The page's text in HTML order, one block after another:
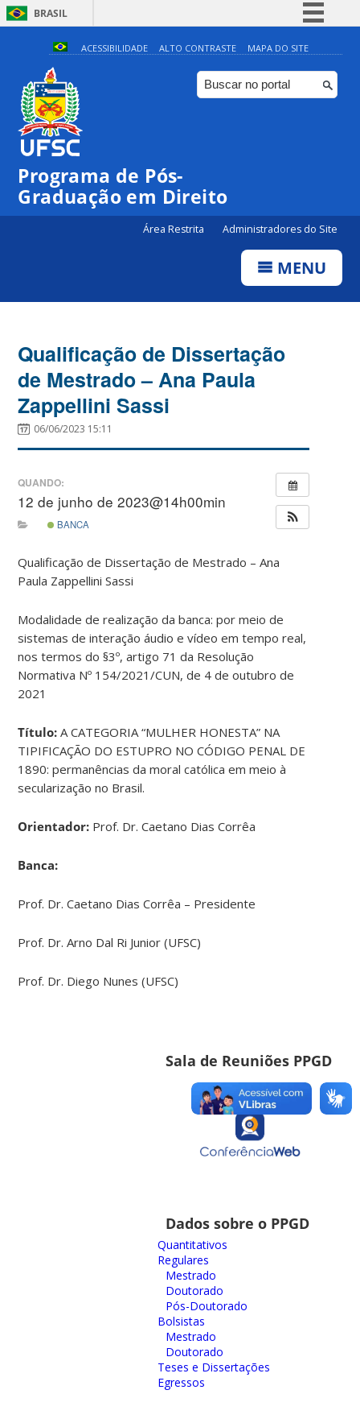
BRASIL
Simplifique!
Comunica BR
Participe
ACESSIBILIDADE ALTO CONTRASTE MAPA DO SITE
Programa de Pós-
Graduação em Direito
Área Restrita Administradores do Site
MENU
Qualificação de Dissertação
de Mestrado – Ana Paula
Zappellini Sassi
06/06/2023 15:11
QUANDO:
12 de junho de 2023@14h00min
BANCA
Qualificação de Dissertação de Mestrado – Ana
Paula Zappellini Sassi
Modalidade de realização da banca: por meio de
sistemas de interação áudio e vídeo em tempo real,
nos termos do §3º, artigo 71 da Resolução
Normativa Nº 154/2021/CUN, de 4 de outubro de
2021
Título:A CATEGORIA “MULHER HONESTA” NA
TIPIFICAÇÃO DO ESTUPRO NO CÓDIGO PENAL DE
1890: permanências da moral católica em meio à
secularização no Brasil.
Orientador: Prof. Dr. Caetano Dias Corrêa
Banca:
Prof. Dr. Caetano Dias Corrêa – Presidente
Prof. Dr. Arno Dal Ri Junior (UFSC)
Prof. Dr. Diego Nunes (UFSC)
Sala de Reuniões PPGD
Dados sobre o PPGD
Quantitativos
Regulares
Mestrado
Doutorado
Pós-Doutorado
Bolsistas
Mestrado
Doutorado
Teses e Dissertações
Egressos